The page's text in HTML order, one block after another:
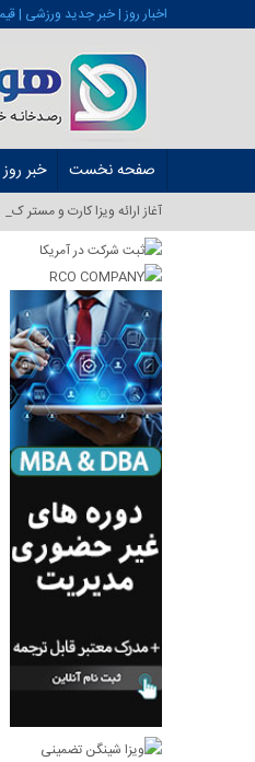
اخبار روز | خبر جدید ورزشی |
صفحه نخست خبر روز
آغاز ارائه ویزا کارت و مستر کارت